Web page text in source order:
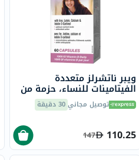
ويبر ناتشرلز متعددة
الفيتامينات للنساء، حزمة من
60 توصيل مجاني30 دقيقة
110.25
147